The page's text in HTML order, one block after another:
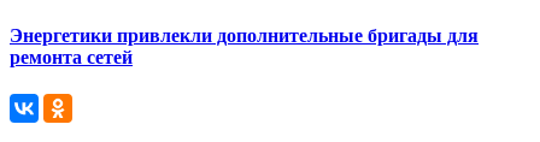
Энергетики привлекли дополнительные бригады для
ремонта сетей